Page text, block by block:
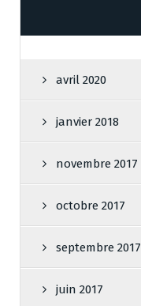
avril 2020
janvier 2018
novembre 2017
octobre 2017
septembre 2017
juin 2017